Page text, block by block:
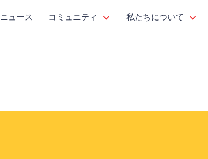
ニュース コミュニティ 私たちについて